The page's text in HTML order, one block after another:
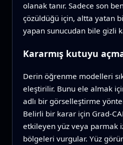
olanak tanır. Sadece son
çözüldüğü için, altta yatan
yapan sunucudan bile gizli
Kararmış kutuyu
Derin öğrenme modelleri
eleştirilir. Bunu ele almak
adlı bir görselleştirme
Belirli bir karar için Grad-
etkileyen yüz veya parmak
bölgeleri vurgular. Yüz